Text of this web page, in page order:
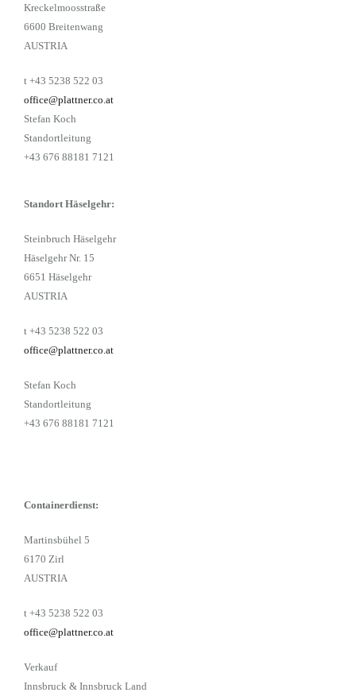
Kreckelmoosstraße
6600 Breitenwang
AUSTRIA
t +43 5238 522 03
office@plattner.co.at
Stefan Koch
Standortleitung
+43 676 88181 7121
Standort Häselgehr:
Steinbruch Häselgehr
Häselgehr Nr. 15
6651 Häselgehr
AUSTRIA
t +43 5238 522 03
office@plattner.co.at
Stefan Koch
Standortleitung
+43 676 88181 7121
Containerdienst:
Martinsbühel 5
6170 Zirl
AUSTRIA
t +43 5238 522 03
office@plattner.co.at
Verkauf
Innsbruck & Innsbruck Land